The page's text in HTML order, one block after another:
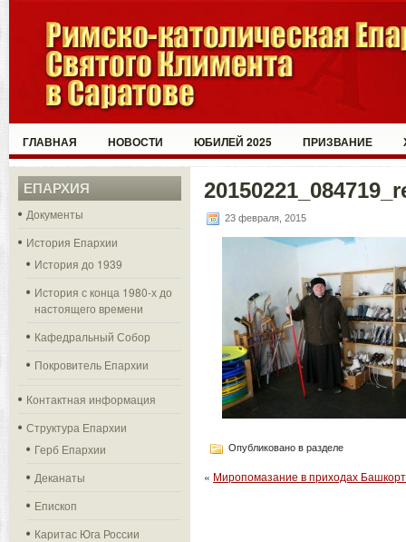
ГЛАВНАЯ НОВОСТИ ЮБИЛЕЙ 2025 ПРИЗВАНИЕ
ЕПАРХИЯ
Документы
История Епархии
История до 1939
История с конца 1980-х до
настоящего времени
Кафедральный Собор
Покровитель Епархии
Контактная информация
Структура Епархии
Герб Епархии
Деканаты
Епископ
Каритас Юга России
23 февраля, 2015
Опубликовано в разделе
« Миропомазание в приходах